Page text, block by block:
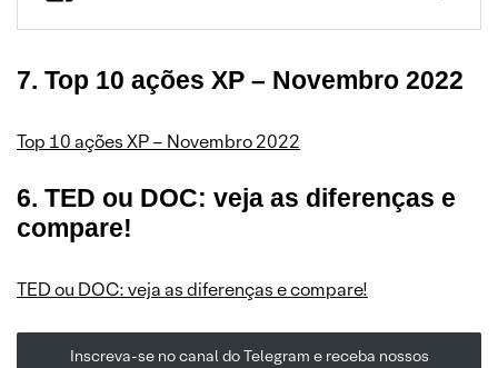
7. Top 10 ações XP – Novembro 2022
Top 10 ações XP – Novembro 2022
6. TED ou DOC: veja as diferenças e
compare!
TED ou DOC: veja as diferenças e compare!
Inscreva-se no canal do Telegram e receba nossos